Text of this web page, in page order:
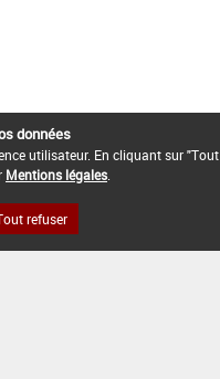
données
utilisateur. En cliquant sur
Mentions légales
refuser